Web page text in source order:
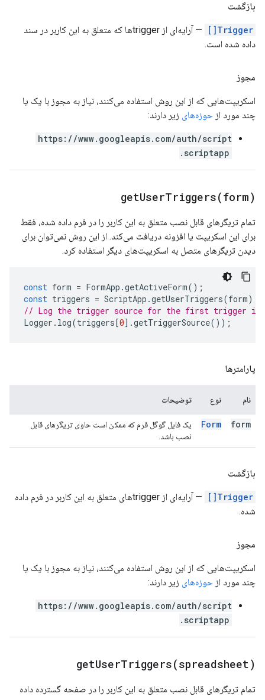
بازگشت
Trigger[]
— آرایه‌ای از triggerها که متعلق به این کاربر در سند
داده شده است.
مجوز
اسکریپت‌هایی که از این روش استفاده می‌کنند، نیاز به مجوز با یک یا
چند مورد از حوزه‌های زیر دارند:
https://www.googleapis.com/auth/script
.scriptapp
getUserTriggers(form)
تمام تریگرهای قابل نصب متعلق به این کاربر را در فرم داده شده، فقط
برای این اسکریپت یا افزونه دریافت می‌کند. از این روش نمی‌توان برای
دیدن تریگرهای متصل به اسکریپت‌های دیگر استفاده کرد.
const form = FormApp .getActiveForm();
const triggers = ScriptApp .getUserTriggers(form);
// Log the trigger source for the first trigger in
Logger . log(triggers[0].getTriggerSource());
پارامترها
نام نوع توضیحات
form
Form
یک فایل گوگل فرم که ممکن است حاوی تریگرهای قابل
نصب باشد.
بازگشت
Trigger[]
— آرایه‌ای از triggerهای متعلق به این کاربر در فرم داده
شده.
مجوز
اسکریپت‌هایی که از این روش استفاده می‌کنند، نیاز به مجوز با یک یا
چند مورد از حوزه‌های زیر دارند:
https://www.googleapis.com/auth/script
.scriptapp
getUserTriggers(spreadsheet)
تمام تریگرهای قابل نصب متعلق به این کاربر را در صفحه گسترده داده